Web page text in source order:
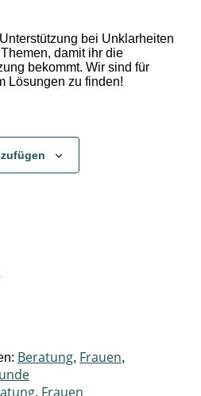
bei Unklarheiten
damit ihr die
bekommt. Wir sind für
Lösungen zu finden!
Beratung, Frauen,
, Frauen